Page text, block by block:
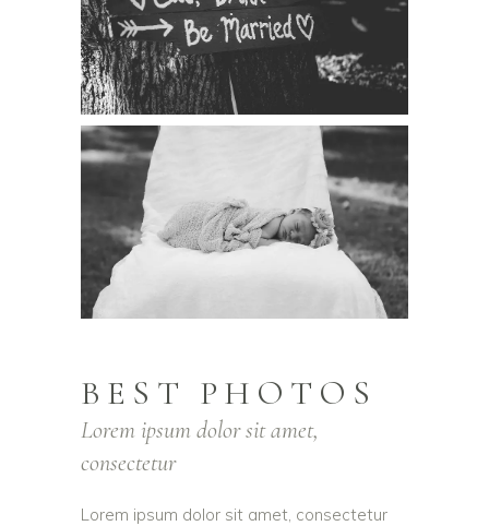
BEST PHOTOS
Lorem ipsum dolor sit amet,
consectetur
Lorem ipsum dolor sit amet, consectetur